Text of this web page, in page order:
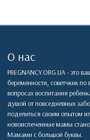
О нас
PREGNANCY.ORG.UA - это
беременности, советчкик
вопросах воспитания
душой от повседневных
поделиться своим опытом
новоиспеченные мамы
Мамами с большой буквы.